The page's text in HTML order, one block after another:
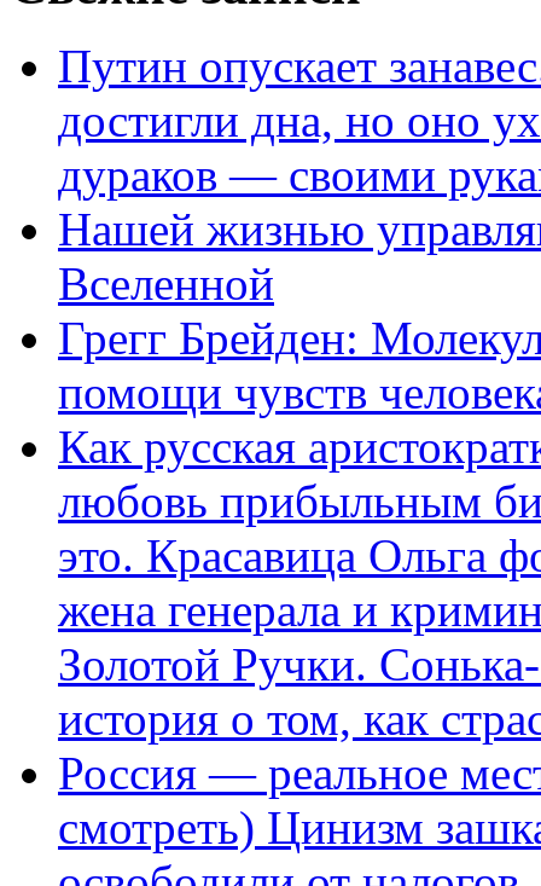
Путин опускает
достигли дна, но оно
дураков — своими
Нашей жизнью
Вселенной
Грегг Брейден:
помощи чувств
Как русская
любовь прибыльным
это. Красавица Ольга
жена генерала и
Золотой Ручки.
история о том, как
Россия — реальное
смотреть) Цинизм